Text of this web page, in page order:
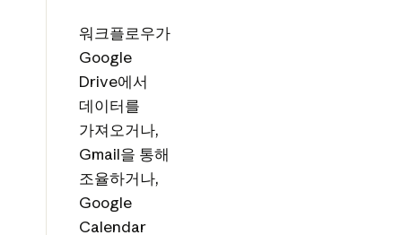
워크플로우가
Google
Drive에서
데이터를
가져오거나,
Gmail을 통해
조율하거나,
Google
Calendar